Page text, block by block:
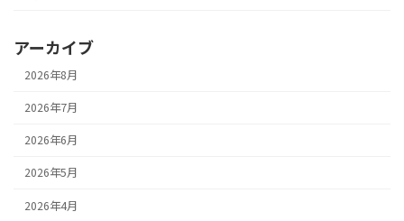
アーカイブ
2026年8月
2026年7月
2026年6月
2026年5月
2026年4月